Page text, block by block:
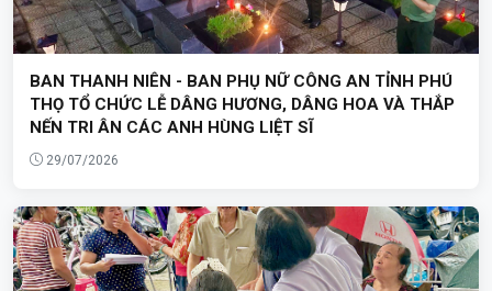
BAN THANH NIÊN - BAN PHỤ NỮ CÔNG AN TỈNH PHÚ
THỌ TỔ CHỨC LỄ DÂNG HƯƠNG, DÂNG HOA VÀ THẮP
NẾN TRI ÂN CÁC ANH HÙNG LIỆT SĨ
29/07/2026